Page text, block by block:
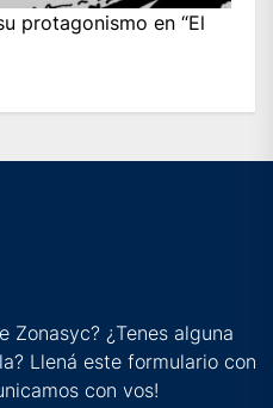
protagonismo en “El
Zonasyc? ¿Tenes alguna
Llená este formulario con
con vos!